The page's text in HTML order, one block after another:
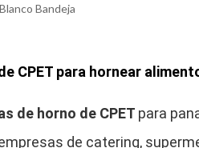
Bandeja
CPET para hornear
de horno de CPET para
de catering,